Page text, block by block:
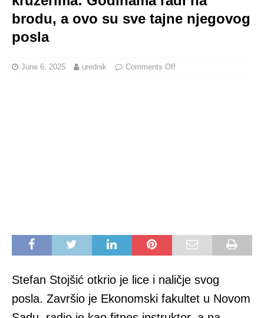
brodu, a ovo su sve tajne njegovog
posla
June 6, 2025 urednik Comments Off
Stefan Stojšić otkrio je lice i naličje svog
posla. Završio je Ekonomski fakultet u Novom